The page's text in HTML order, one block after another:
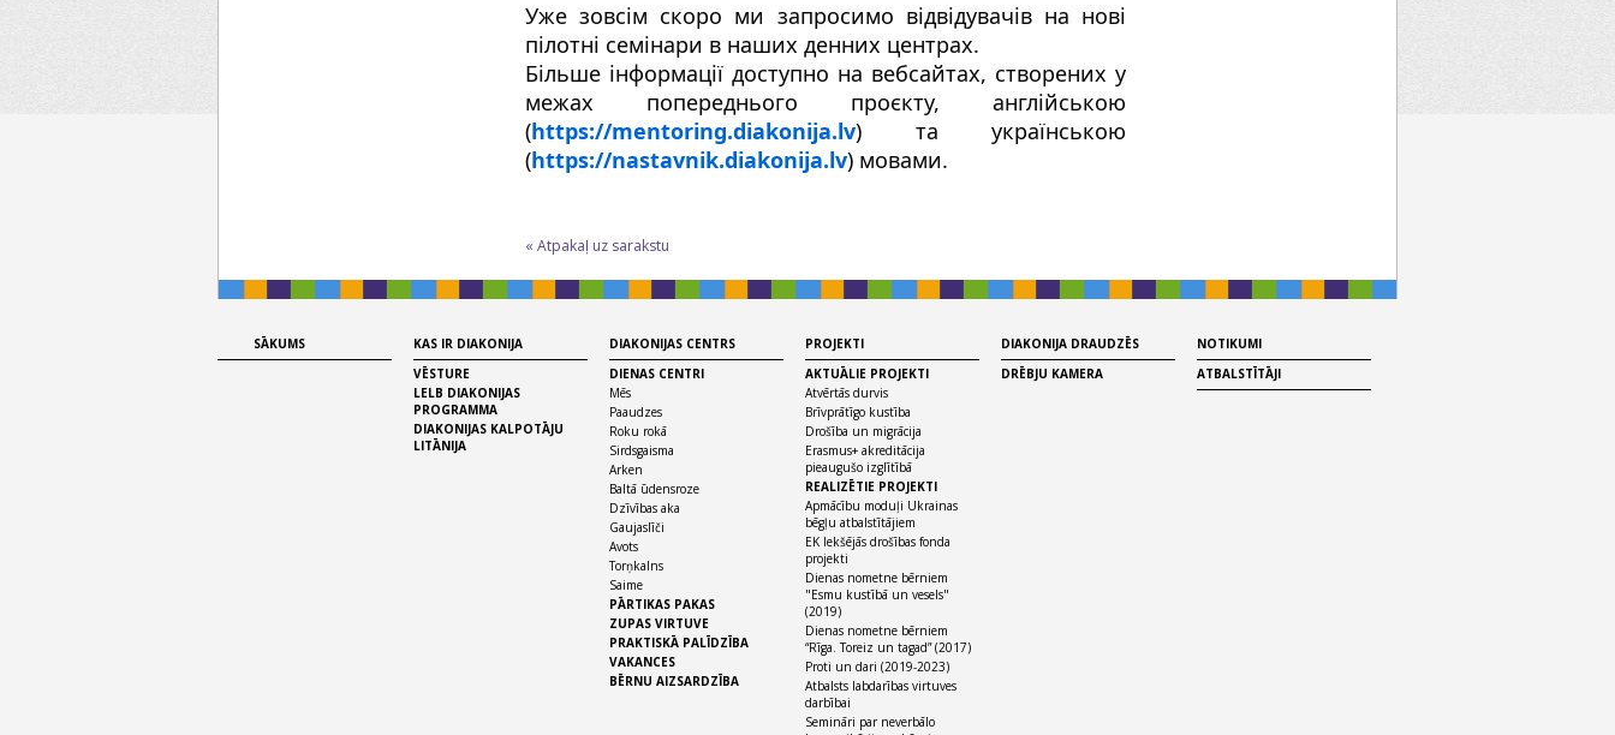
Уже зовсім скоро ми запросимо відвідувачів на нові
пілотні семінари в наших денних центрах.
Більше інформації доступно на вебсайтах, створених у
межах попереднього проєкту, англійською
(https://mentoring.diakonija.lv) та українською
(https://nastavnik.diakonija.lv) мовами.
« Atpakaļ uz sarakstu
SĀKUMS
KAS IR DIAKONIJA
VĒSTURE
LELB DIAKONIJAS
PROGRAMMA
DIAKONIJAS KALPOTĀJU
LITĀNIJA
DIAKONIJAS CENTRS
DIENAS CENTRI
Mēs
Paaudzes
Roku rokā
Sirdsgaisma
Arken
Baltā ūdensroze
Dzīvības aka
Gaujaslīči
Avots
Torņkalns
Saime
PĀRTIKAS PAKAS
ZUPAS VIRTUVE
PRAKTISKĀ PALĪDZĪBA
VAKANCES
BĒRNU AIZSARDZĪBA
PROJEKTI
AKTUĀLIE PROJEKTI
Atvērtās durvis
Brīvprātīgo kustība
Drošība un migrācija
Erasmus+ akreditācija
pieaugušo izglītībā
REALIZĒTIE PROJEKTI
Apmācību moduļi Ukrainas
bēgļu atbalstītājiem
EK Iekšējās drošības fonda
projekti
Dienas nometne bērniem
"Esmu kustībā un vesels"
(2019)
Dienas nometne bērniem
“Rīga. Toreiz un tagad” (2017)
Proti un dari (2019-2023)
Atbalsts labdarības virtuves
darbībai
Semināri par neverbālo
DIAKONIJA DRAUDZĒS
DRĒBJU KAMERA
NOTIKUMI
ATBALSTĪTĀJI